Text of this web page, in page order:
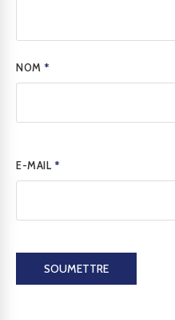
NOM*
E-MAIL *
SOUMETTRE